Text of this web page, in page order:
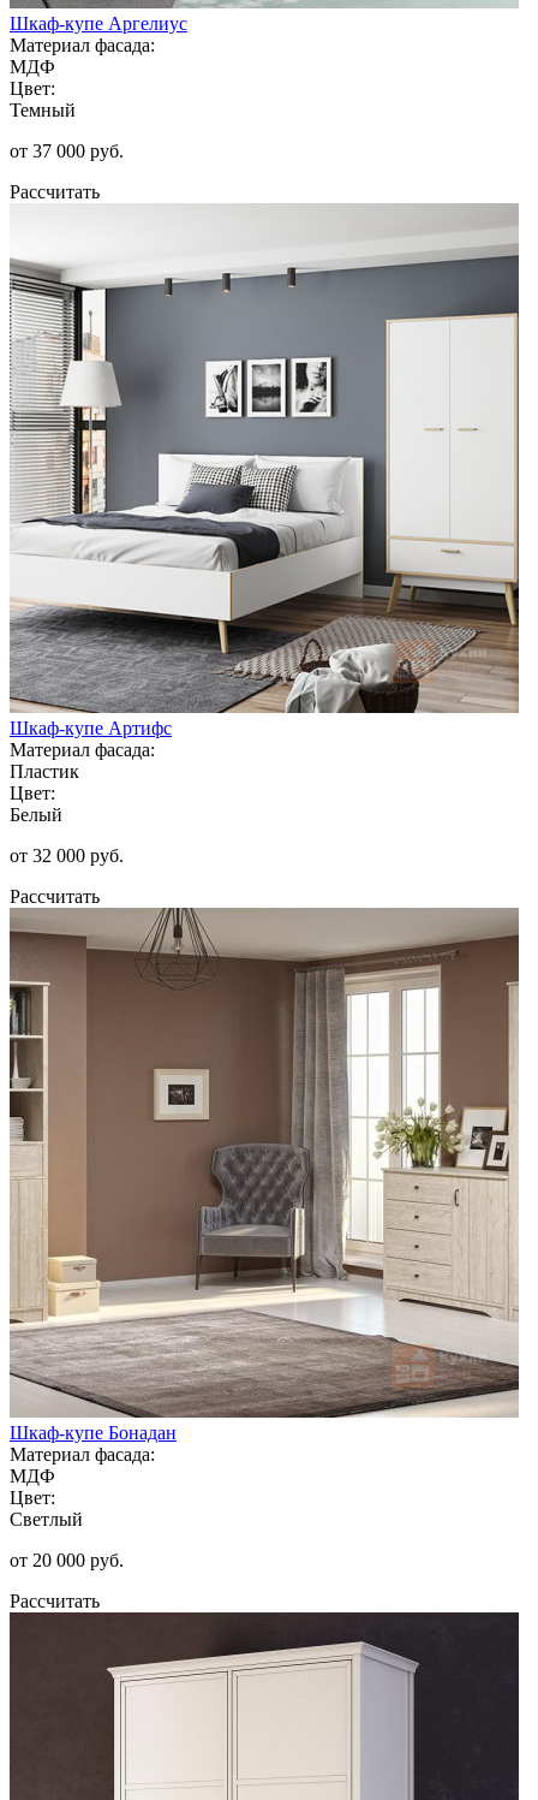
Шкаф-купе Аргелиус
Материал фасада:
МДФ
Цвет:
Темный
от 37 000 руб.
Рассчитать
Шкаф-купе Артифс
Материал фасада:
Пластик
Цвет:
Белый
от 32 000 руб.
Рассчитать
Шкаф-купе Бонадан
Материал фасада:
МДФ
Цвет:
Светлый
от 20 000 руб.
Рассчитать